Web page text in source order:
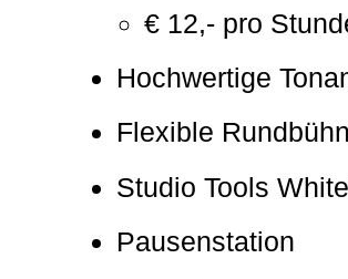
€ 12,- pro
Hochwertige
Flexible
Studio Tools
Pausenstation